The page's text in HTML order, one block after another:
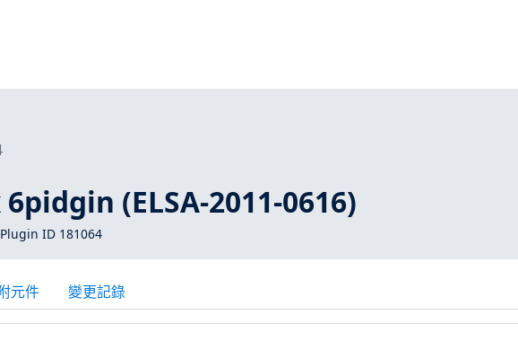
(ELSA-2011-0616)
ID 181064
元件 變更記錄